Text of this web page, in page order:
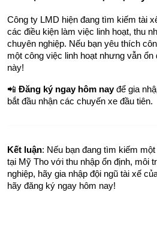
Công ty LMD hiện đang tìm kiếm tài
các điều kiện làm việc linh hoạt, thu
chuyên nghiệp. Nếu bạn yêu thích
một công việc linh hoạt nhưng vẫn
này!
📲 Đăng ký ngay hôm nay để gia
bắt đầu nhận các chuyến xe đầu tiên.
Kết luận: Nếu bạn đang tìm kiếm
tại Mỹ Tho với thu nhập ổn định, môi
nghiệp, hãy gia nhập đội ngũ tài xế
hãy đăng ký ngay hôm nay!